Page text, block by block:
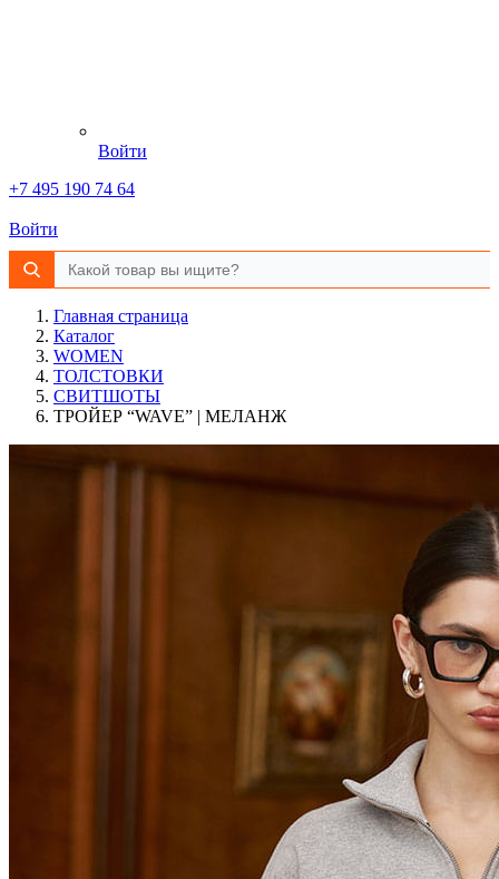
Войти
+7 495 190 74 64
Войти
Главная страница
Каталог
WOMEN
ТОЛСТОВКИ
СВИТШОТЫ
ТРОЙЕР “WAVE” | МЕЛАНЖ